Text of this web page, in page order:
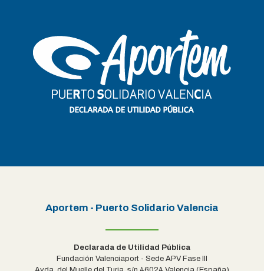
Aportem - Puerto Solidario Valencia
Declarada de Utilidad Pública
Fundación Valenciaport - Sede APV Fase III